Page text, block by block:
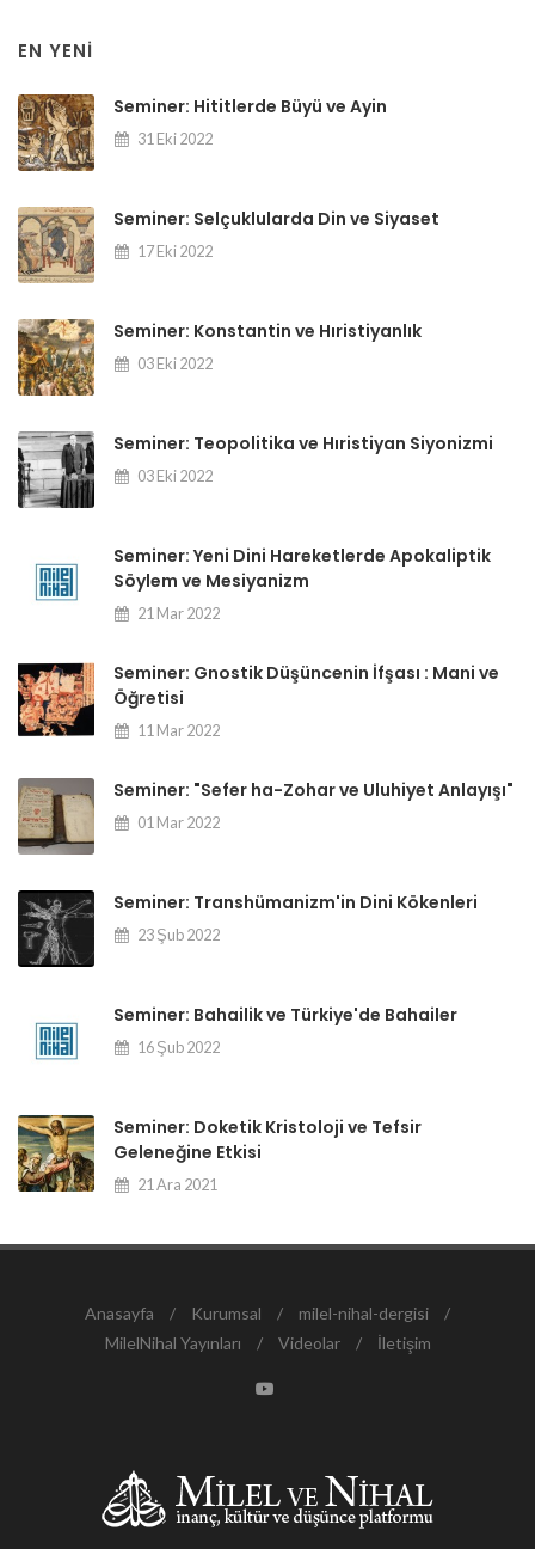
EN YENI
Seminer: Hititlerde Büyü ve Ayin
31 Eki 2022
Seminer: Selçuklularda Din ve Siyaset
17 Eki 2022
Seminer: Konstantin ve Hıristiyanlık
03 Eki 2022
Seminer: Teopolitika ve Hıristiyan Siyonizmi
03 Eki 2022
Seminer: Yeni Dini Hareketlerde Apokaliptik
Söylem ve Mesiyanizm
21 Mar 2022
Seminer: Gnostik Düşüncenin İfşası : Mani ve
Öğretisi
11 Mar 2022
Seminer: "Sefer ha-Zohar ve Uluhiyet Anlayışı"
01 Mar 2022
Seminer: Transhümanizm'in Dini Kökenleri
23 Şub 2022
Seminer: Bahailik ve Türkiye'de Bahailer
16 Şub 2022
Seminer: Doketik Kristoloji ve Tefsir
Geleneğine Etkisi
21 Ara 2021
Anasayfa / Kurumsal / milel-nihal-dergisi
/
MilelNihal Yayınları
/ Videolar / İletişim